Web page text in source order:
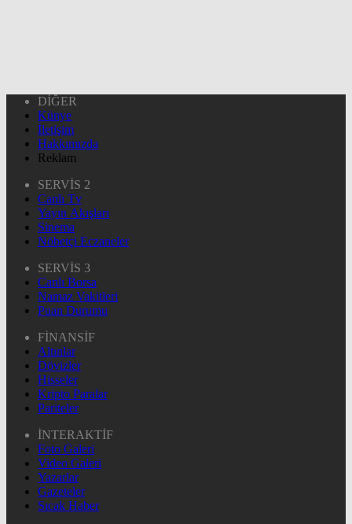
DİĞER
Künye
İletişim
Hakkımızda
Reklam
SERVİS 2
Canlı Tv
Yayın Akışları
Sinema
Nöbetçi Eczaneler
SERVİS 3
Canlı Borsa
Namaz Vakitleri
Puan Durumu
FİNANSİF
Altınlar
Dövizler
Hisseler
Kripto Paralar
Pariteler
İNTERAKTİF
Foto Galeri
Video Galeri
Yazarlar
Gazeteler
Sıcak Haber